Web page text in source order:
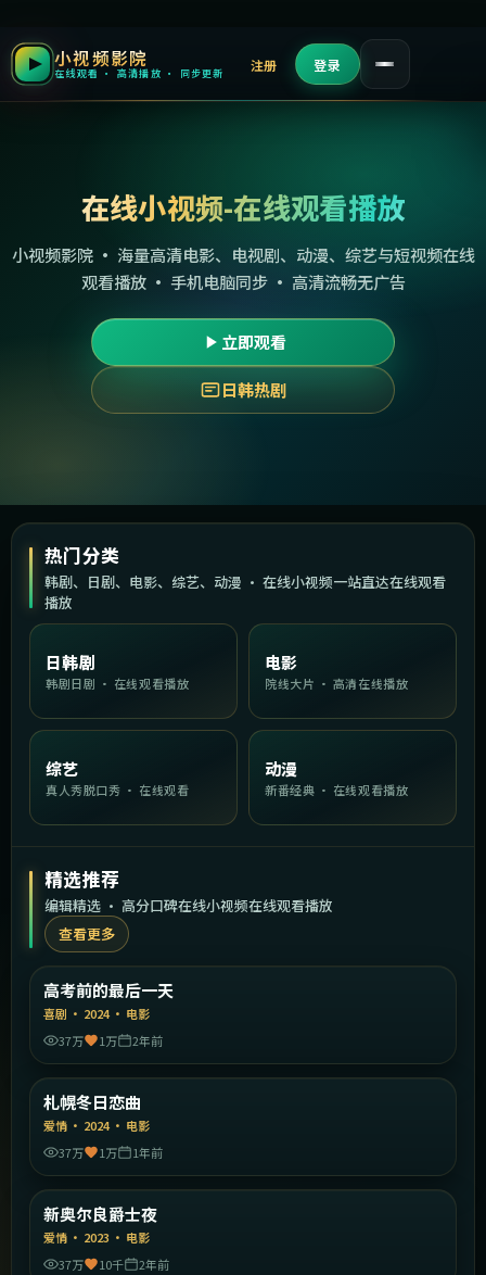
小视频影院
在线观看 · 高清播放 · 同步更新 注册 登录
在线小视频-在线观看播放
小视频影院 · 海量高清电影、电视剧、动漫、综艺与短视频在线
观看播放 · 手机电脑同步 · 高清流畅无广告
立即观看
日韩热剧
热门分类
韩剧、日剧、电影、综艺、动漫 · 在线小视频一站直达在线观看
播放
日韩剧
韩剧日剧 · 在线观看播放
电影
院线大片 · 高清在线播放
综艺
真人秀脱口秀 · 在线观看
动漫
新番经典 · 在线观看播放
精选推荐
编辑精选 · 高分口碑在线小视频在线观看播放
查看更多
精选
高考前的最后一天
喜剧 · 2024· 电影
37万
1万 2年前
精选
札幌冬日恋曲
爱情 · 2024· 电影
37万
1万 1年前
精选
新奥尔良爵士夜
爱情 · 2023 · 电影
37万
10千 2年前